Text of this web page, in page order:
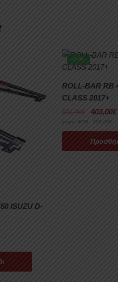
ISUZU D-
-24%
ROLL-BAR RB
CLASS 2017+
531,96€ 403,00€
χωρίς ΦΠΑ : 325,00€